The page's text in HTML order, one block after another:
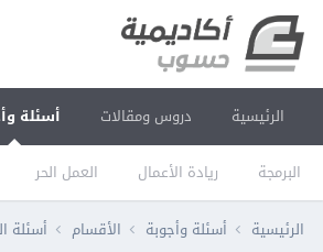
الرئيسية دروس ومقالات أسئلة
البرمجة ريادة الأعمال العمل الحر
الرئيسية أسئلة وأجوبة الأقسام أسئلة